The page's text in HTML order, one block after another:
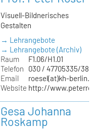
Visuell-Bildnerisches
Gestalten
→ Lehrangebote
→ Lehrangebote (Archiv)
Raum
F1.06/H1.01
Telefon
030 / 47705335/387
Email
roesel(at)kh-
Website http://
Gesa Johanna
Roskamp